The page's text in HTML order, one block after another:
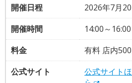
開催日程
2026年7月
開催時間
14:00～16:00
料金
有料 店内
公式サイト
公式サイト